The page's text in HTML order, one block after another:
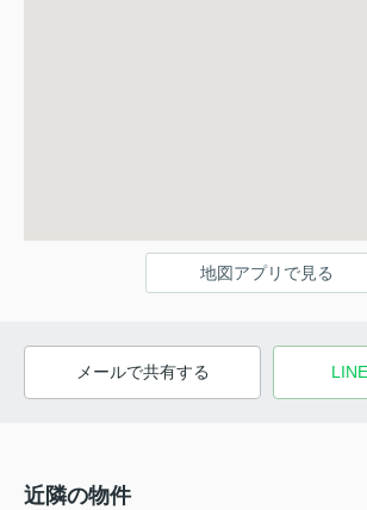
地図アプリで見る
メールで共有する
近隣の物件